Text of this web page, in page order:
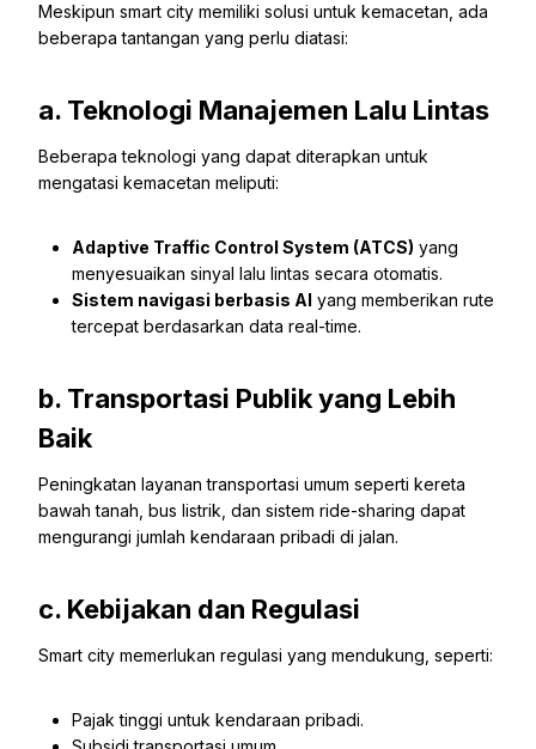
Meskipun smart city memiliki solusi untuk kemacetan, ada
beberapa tantangan yang perlu diatasi:
a. Teknologi Manajemen Lalu Lintas
Beberapa teknologi yang dapat diterapkan untuk
mengatasi kemacetan meliputi:
Adaptive Traffic Control System (ATCS) yang
menyesuaikan sinyal lalu lintas secara otomatis.
Sistem navigasi berbasis AI yang memberikan rute
tercepat berdasarkan data real-time.
b. Transportasi Publik yang Lebih
Baik
Peningkatan layanan transportasi umum seperti kereta
bawah tanah, bus listrik, dan sistem ride-sharing dapat
mengurangi jumlah kendaraan pribadi di jalan.
c. Kebijakan dan Regulasi
Smart city memerlukan regulasi yang mendukung, seperti:
Pajak tinggi untuk kendaraan pribadi.